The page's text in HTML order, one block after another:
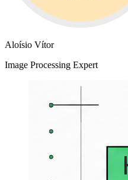
Aloísio Vítor
Image Processing Expert